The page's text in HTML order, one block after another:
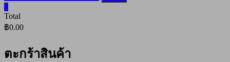
Total
฿0.00
ตะกร้าสินค้า